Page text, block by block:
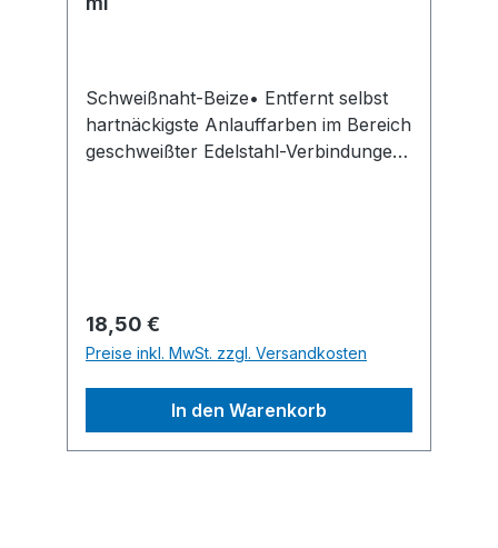
Schweißnaht-Beize• Entfernt selbst
hartnäckigste Anlauffarben im Bereich
geschweißter Edelstahl-Verbindungen
gegenüber Metallen korrosiv
sein;H314: Verursacht schwere
Verätzungen der Haut und schwere
AugenschädenHersteller: Dursol
Fabrik Otto Durst GmbH & Co. KG,
Martinstrasse 22, 42655 Solingen, DE,
Regulärer Preis:
18,50 €
Preise inkl. MwSt. zzgl. Versandkosten
In den Warenkorb